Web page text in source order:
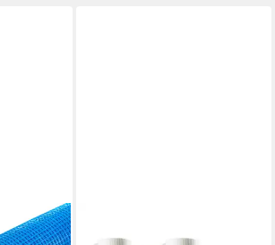
Glasfasergewebe 150m²